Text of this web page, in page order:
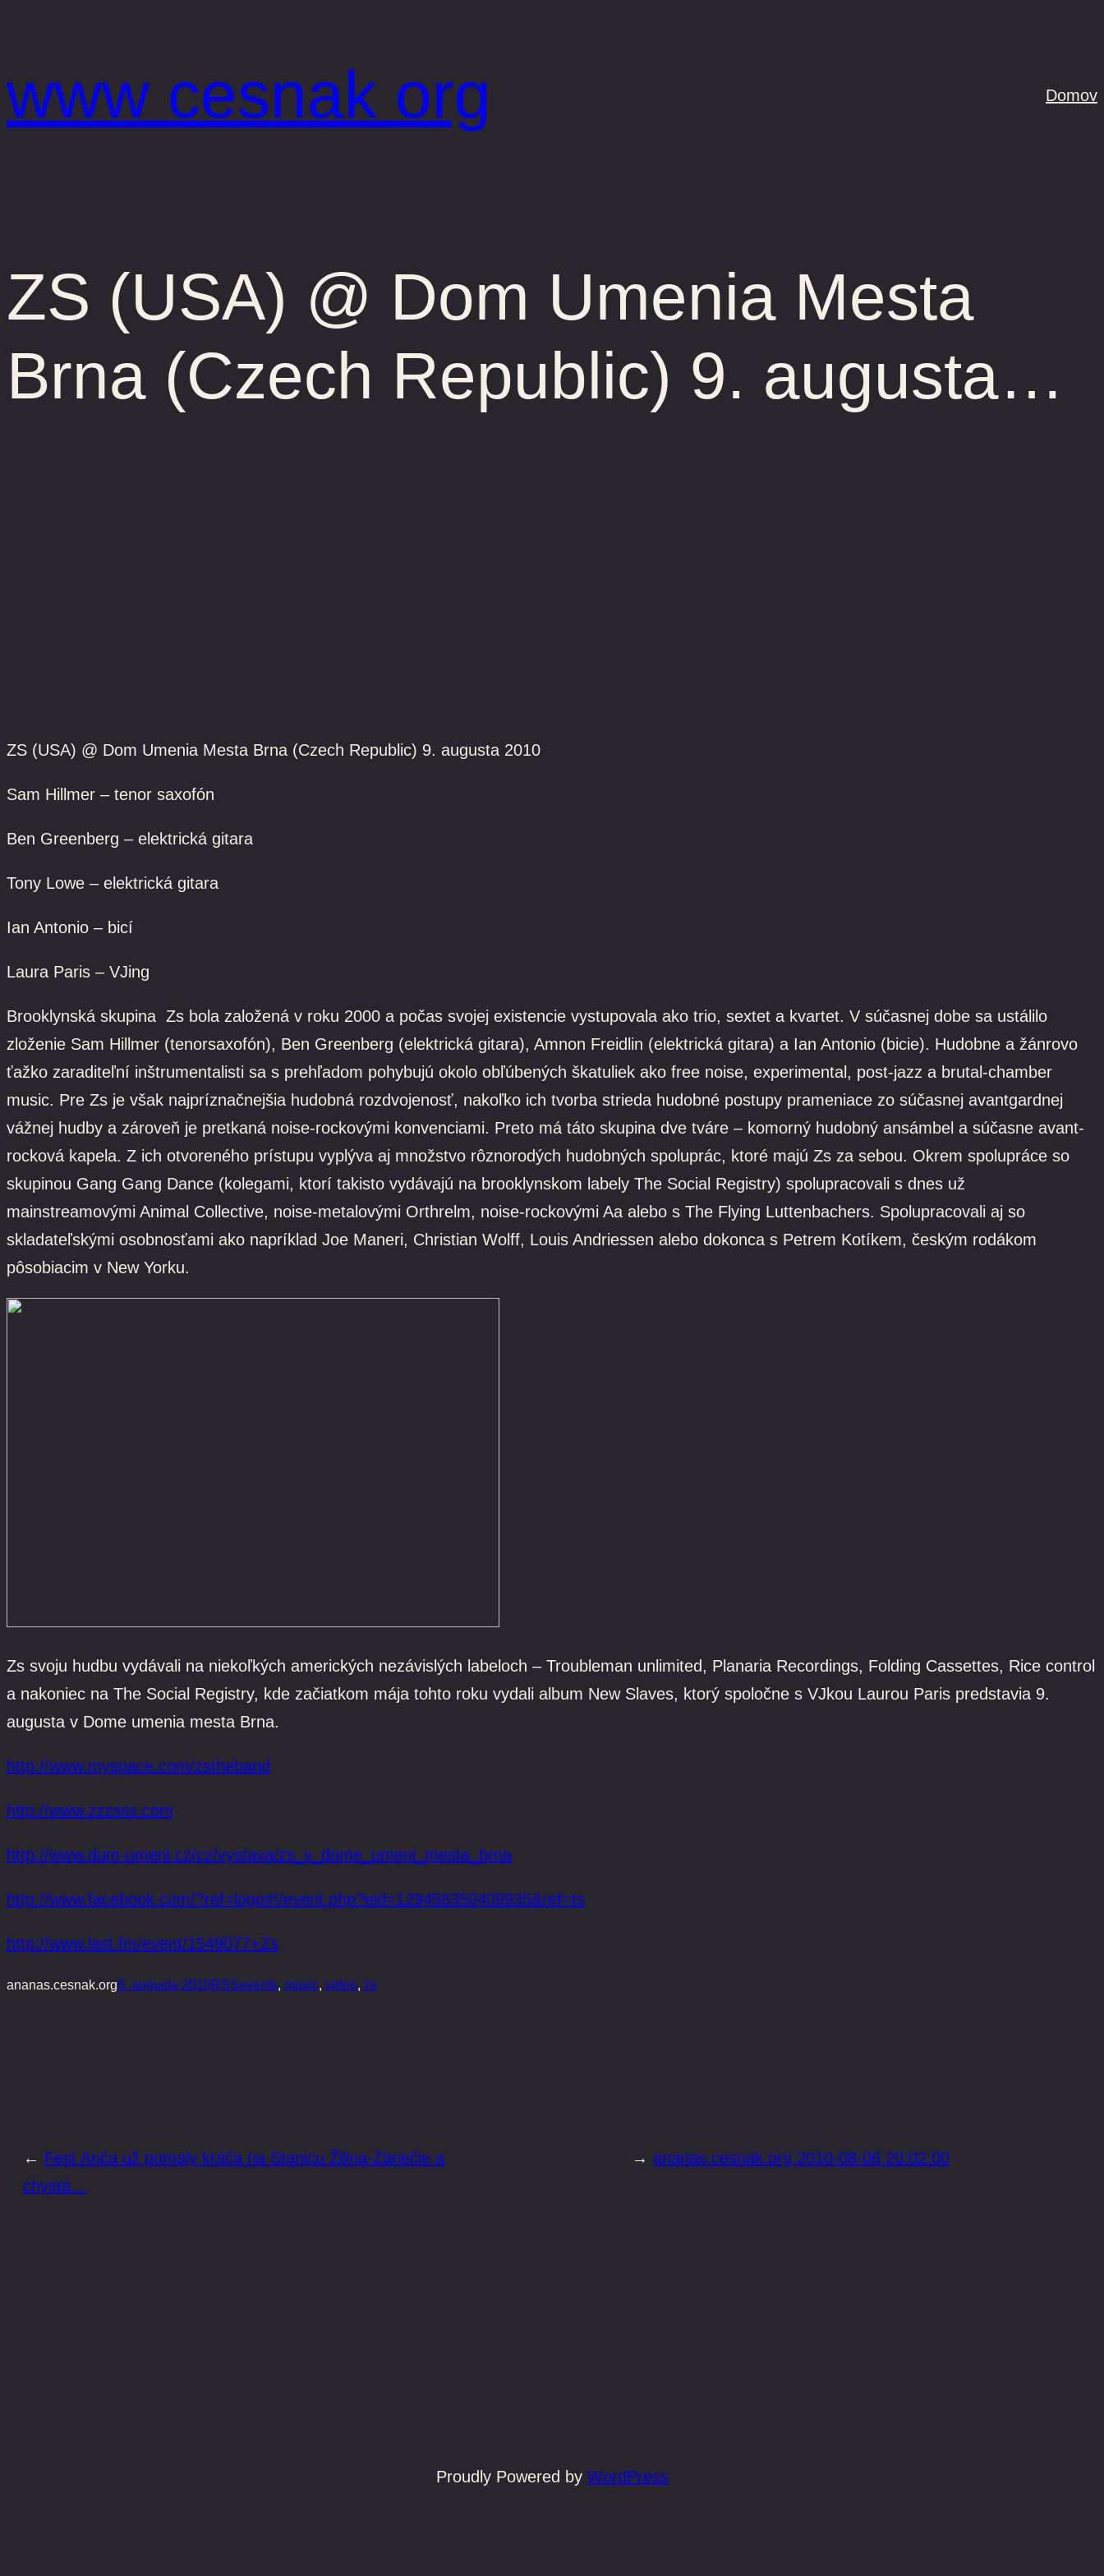
www cesnak org Domov
ZS (USA) @ Dom Umenia Mesta
Brna (Czech Republic) 9. augusta…
ZS (USA) @ Dom Umenia Mesta Brna (Czech Republic) 9. augusta 2010
Sam Hillmer – tenor saxofón
Ben Greenberg – elektrická gitara
Tony Lowe – elektrická gitara
Ian Antonio – bicí
Laura Paris – VJing
Brooklynská skupina Zs bola založená v roku 2000 a počas svojej existencie vystupovala ako trio, sextet a kvartet. V súčasnej dobe sa ustálilo
zloženie Sam Hillmer (tenorsaxofón), Ben Greenberg (elektrická gitara), Amnon Freidlin (elektrická gitara) a Ian Antonio (bicie). Hudobne a žánrovo
ťažko zaraditeľní inštrumentalisti sa s prehľadom pohybujú okolo obľúbených škatuliek ako free noise, experimental, post-jazz a brutal-chamber
music. Pre Zs je však najpríznačnejšia hudobná rozdvojenosť, nakoľko ich tvorba strieda hudobné postupy prameniace zo súčasnej avantgardnej
vážnej hudby a zároveň je pretkaná noise-rockovými konvenciami. Preto má táto skupina dve tváre – komorný hudobný ansámbel a súčasne avant-
rocková kapela. Z ich otvoreného prístupu vyplýva aj množstvo rôznorodých hudobných spoluprác, ktoré majú Zs za sebou. Okrem spolupráce so
skupinou Gang Gang Dance (kolegami, ktorí takisto vydávajú na brooklynskom labely The Social Registry) spolupracovali s dnes už
mainstreamovými Animal Collective, noise-metalovými Orthrelm, noise-rockovými Aa alebo s The Flying Luttenbachers. Spolupracovali aj so
skladateľskými osobnosťami ako napríklad Joe Maneri, Christian Wolff, Louis Andriessen alebo dokonca s Petrem Kotíkem, českým rodákom
pôsobiacim v New Yorku.
Zs svoju hudbu vydávali na niekoľkých amerických nezávislých labeloch – Troubleman unlimited, Planaria Recordings, Folding Cassettes, Rice control
a nakoniec na The Social Registry, kde začiatkom mája tohto roku vydali album New Slaves, ktorý spoločne s VJkou Laurou Paris predstavia 9.
augusta v Dome umenia mesta Brna.
http://www.myspace.com/zstheband
http://www.zzzsss.com
http://www.dum-umeni.cz/cz/vystava/zs_v_dome_umeni_mesta_brna
http://www.facebook.com/?ref=logo#!/event.php?eid=129458350409935&ref=ts
http://www.last.fm/event/1549077+Zs
ananas.cesnak.org6. augusta 2010RSSevents, music, video, zs
← Fest Anča už pomaly kráča na Stanicu Žilina-Záriečie a
chystá…
→ ananas.cesnak.org 2010-08-06 20:02:00
Proudly Powered by WordPress